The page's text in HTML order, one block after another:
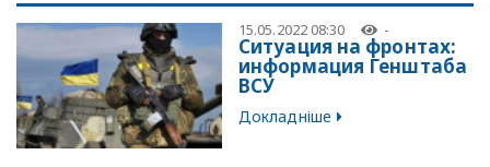
15.05.2022 08:30 -
Ситуация на фронтах:
информация Генштаба
ВСУ
Докладніше